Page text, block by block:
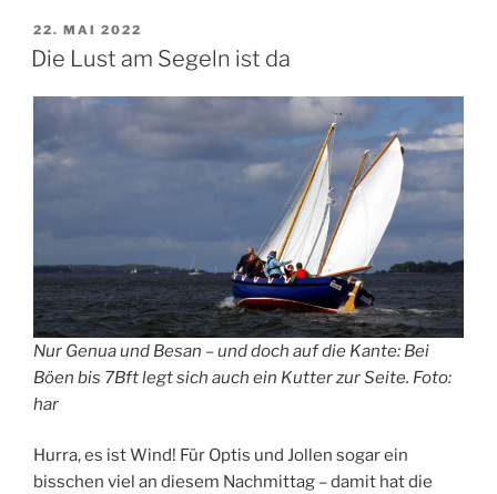
VERÖFFENTLICHT
AM
22. MAI 2022
Die Lust am Segeln ist da
Nur Genua und Besan – und doch auf die Kante: Bei
Böen bis 7Bft legt sich auch ein Kutter zur Seite. Foto:
har
Hurra, es ist Wind! Für Optis und Jollen sogar ein
bisschen viel an diesem Nachmittag – damit hat die